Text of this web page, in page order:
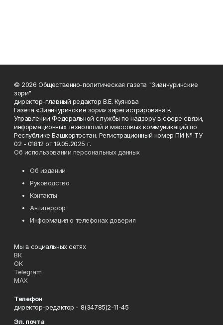
© 2026 Общественно-политическая газета "Зианчуринские
зори"
директор-главный редактор В.Е. Куянова
Газета «Зианчуринские зори» зарегистрирована в
Управлении Федеральной службы по надзору в сфере связи,
информационных технологий и массовых коммуникаций по
Республике Башкортостан. Регистрационный номер ПИ № ТУ
02 - 01812 от 19.05.2025 г.
Об использовании персональных данных
Об издании
Руководство
Контакты
Антитеррор
Информация о телефонах доверия
Мы в социальных сетях
ВК
ОК
Telegram
MAX
Телефон
директор-редактор - 8(34785)2-11-45
Эл. почта